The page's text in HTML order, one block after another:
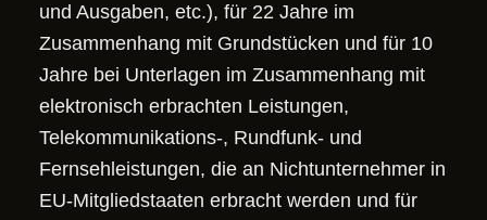
und Ausgaben, etc.), für 22 Jahre im
Zusammenhang mit Grundstücken und für 10
Jahre bei Unterlagen im Zusammenhang mit
elektronisch erbrachten Leistungen,
Telekommunikations-, Rundfunk- und
Fernsehleistungen, die an Nichtunternehmer in
EU-Mitgliedstaaten erbracht werden und für